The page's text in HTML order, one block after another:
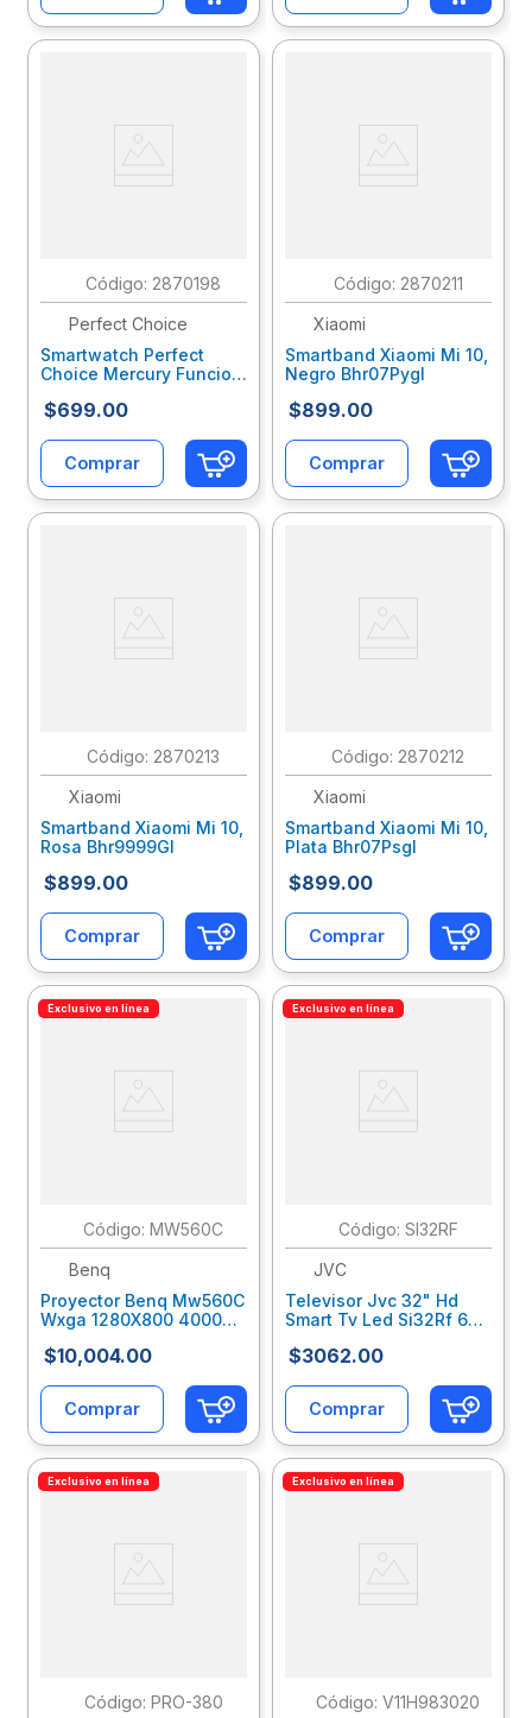
: 2870198
Perfect Choice
Smartwatch Perfect
Choice Mercury Funcion
Pc-270157
$699.00
Comprar
: 2870211
Xiaomi
Smartband Xiaomi Mi 10,
Negro Bhr07Pygl
$899.00
Comprar
: 2870213
Xiaomi
Smartband Xiaomi Mi 10,
Rosa Bhr9999Gl
$899.00
Comprar
: 2870212
Xiaomi
Smartband Xiaomi Mi 10,
Plata Bhr07Psgl
$899.00
Comprar
Exclusivo en línea
: MW560C
Benq
Proyector Benq Mw560C
Wxga 1280X800 4000
Hdmi/Vga/Usb/Bocina
$10,004.00
Comprar
Exclusivo en línea
: SI32RF
JVC
Televisor Jvc 32" Hd
Smart Tv Led Si32Rf 60
$3062.00
Comprar
Exclusivo en línea
: PRO-380
Exclusivo en línea
: V11H983020